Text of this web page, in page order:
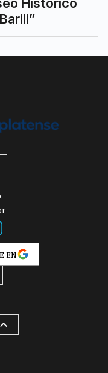
Histórico
EN